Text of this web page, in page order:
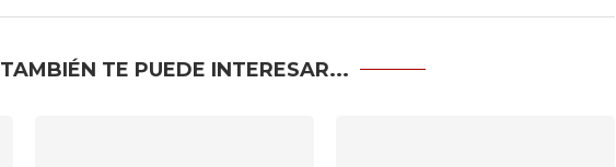
TAMBIÉN TE PUEDE INTERESAR...